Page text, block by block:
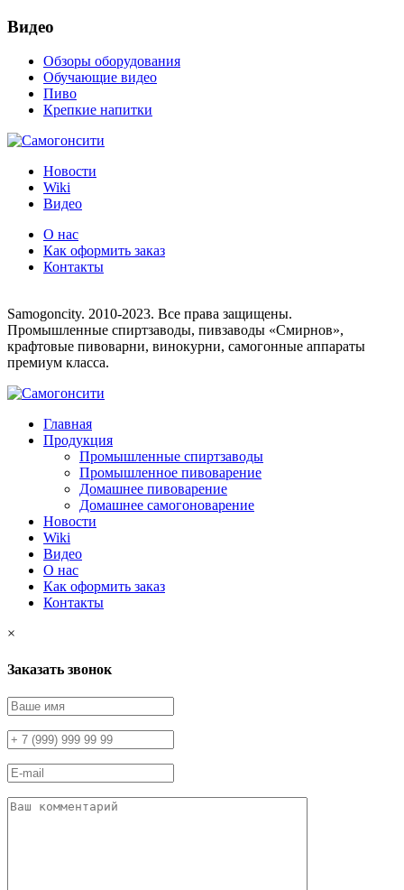
Видео
Обзоры оборудования
Обучающие видео
Пиво
Крепкие напитки
Новости
Wiki
Видео
О нас
Как оформить заказ
Контакты
Samogoncity. 2010-2023. Все права защищены.
Промышленные спиртзаводы, пивзаводы «Смирнов»,
крафтовые пивоварни, винокурни, самогонные аппараты
премиум класса.
Главная
Продукция
Промышленные спиртзаводы
Промышленное пивоварение
Домашнее пивоварение
Домашнее самогоноварение
Новости
Wiki
Видео
О нас
Как оформить заказ
Контакты
×
Заказать звонок